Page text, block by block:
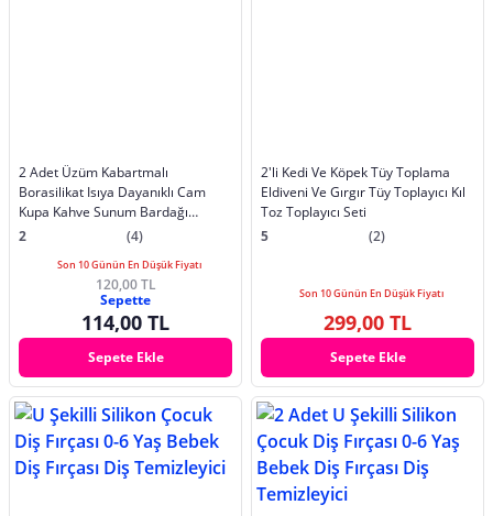
2 Adet Üzüm Kabartmalı
Borasilikat Isıya Dayanıklı Cam
Kupa Kahve Sunum Bardağı
300ML
2 (4)
Son 10 Günün En Düşük Fiyatı
120,00 TL
Sepette
114,00 TL
Sepete Ekle
2'li Kedi Ve Köpek Tüy Toplama
Eldiveni Ve Gırgır Tüy Toplayıcı Kıl
Toz Toplayıcı Seti
5
(2)
Son 10 Günün En Düşük Fiyatı
299,00 TL
Sepete Ekle